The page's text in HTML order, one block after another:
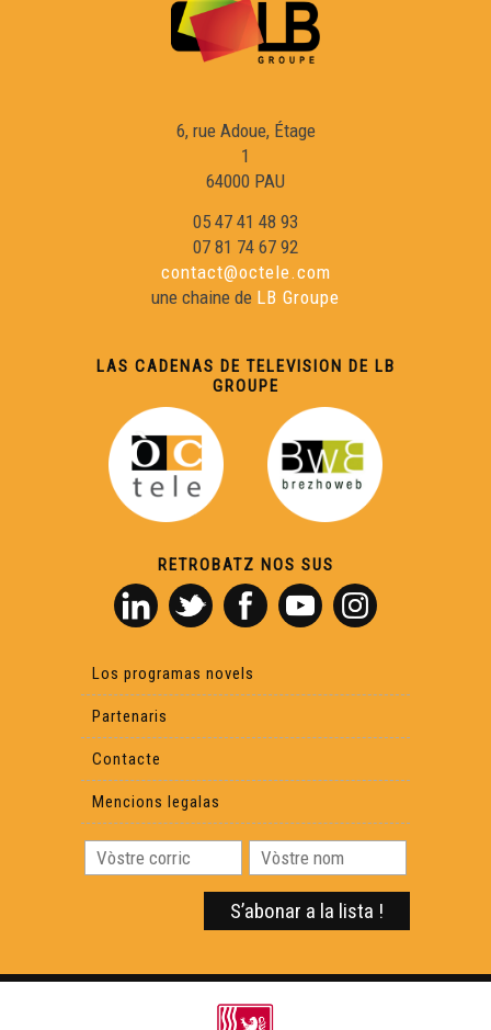
6, rue Adoue, Étage
1
64000 PAU
05 47 41 48 93
07 81 74 67 92
contact@octele.com
une chaine de LB Groupe
LAS CADENAS DE TELEVISION DE LB
GROUPE
RETROBATZ NOS SUS
Los programas novels
Partenaris
Contacte
Mencions legalas